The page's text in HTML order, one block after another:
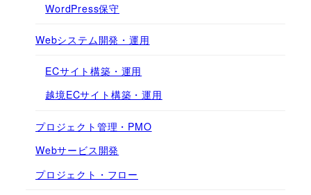
WordPress保守
Webシステム開発・運用
ECサイト構築・運用
越境ECサイト構築・運用
プロジェクト管理・PMO
Webサービス開発
プロジェクト・フロー